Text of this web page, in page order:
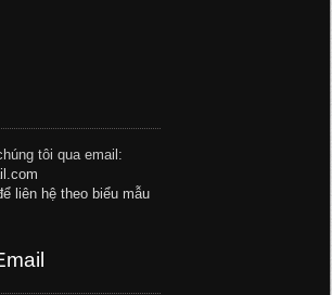
tôi qua email:
liên hệ theo biểu mẫu